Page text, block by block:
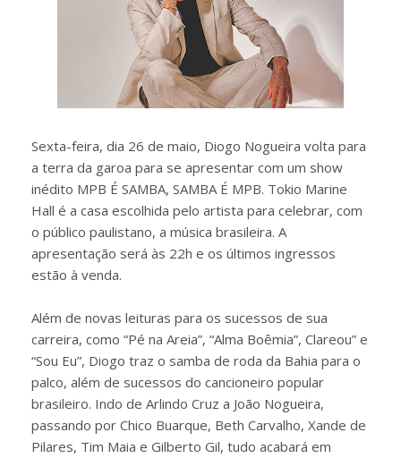
Sexta-feira, dia 26 de maio, Diogo Nogueira volta para
a terra da garoa para se apresentar com um show
inédito MPB É SAMBA, SAMBA É MPB. Tokio Marine
Hall é a casa escolhida pelo artista para celebrar, com
o público paulistano, a música brasileira. A
apresentação será às 22h e os últimos ingressos
estão à venda.
Além de novas leituras para os sucessos de sua
carreira, como “Pé na Areia”, “Alma Boêmia”, Clareou” e
“Sou Eu”, Diogo traz o samba de roda da Bahia para o
palco, além de sucessos do cancioneiro popular
brasileiro. Indo de Arlindo Cruz a João Nogueira,
passando por Chico Buarque, Beth Carvalho, Xande de
Pilares, Tim Maia e Gilberto Gil, tudo acabará em